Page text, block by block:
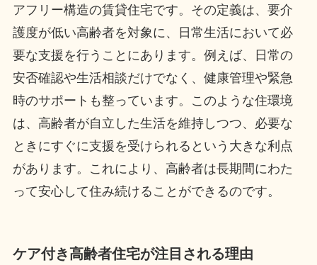
アフリー構造の賃貸住宅です。その定義は、要介
護度が低い高齢者を対象に、日常生活において必
要な支援を行うことにあります。例えば、日常の
安否確認や生活相談だけでなく、健康管理や緊急
時のサポートも整っています。このような住環境
は、高齢者が自立した生活を維持しつつ、必要な
ときにすぐに支援を受けられるという大きな利点
があります。これにより、高齢者は長期間にわた
って安心して住み続けることができるのです。
ケア付き高齢者住宅が注目される理由